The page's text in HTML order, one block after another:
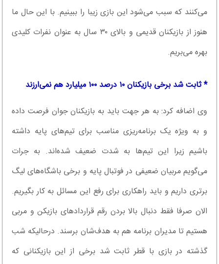
می‌کنند که سبب می‌شود این بازی زیبا را ببینیم. با این حال ما
هنوز از بازیکنان قدیمی و بالای ۳۰ سال به عنوان نفرات کلیدی
بهره می‌بریم.
* ثابت شد برخی بازیکنان ۱۰ درصد ۱۰۰ میلیارد هم نمی‌ارزند
وی اضافه کرد: به هر جهت باید به بازیکنان جوان فرصت داده
و به ویژه یک برنامه‌ریزی مناسب برای تیم‌های پایه داشته
باشیم زیرا این تیم‌ها به شدت ضعیف شده‌اند. به جرات
می‌گویم مربیان ضعیفی در فوتبال پایه و برخی باشگاه‌های لیگ
برتری داریم و باید راهکاری برای رفع این مسائل به کار بگیریم.
الان صرفا فقط دنبال بالا بردن رقم قراردادهای بازیکن و مربی
هستیم تا مدیران برنامه هم به هدف‌شان برسند. درحالیکه شب
گذشته در بازی با قطر ثابت شد برخی از این بازیکنانی که